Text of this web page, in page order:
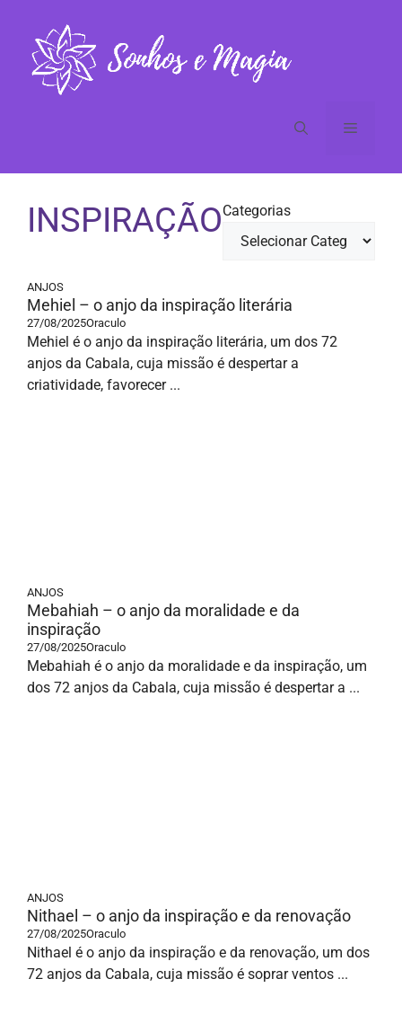
conteúdo
Menu
INSPIRAÇÃOCategorias
ANJOS
Mehiel – o anjo da inspiração literária
27/08/2025Oraculo
Mehiel é o anjo da inspiração literária, um dos 72
anjos da Cabala, cuja missão é despertar a
criatividade, favorecer ...
ANJOS
Mebahiah – o anjo da moralidade e da
inspiração
27/08/2025Oraculo
Mebahiah é o anjo da moralidade e da inspiração, um
dos 72 anjos da Cabala, cuja missão é despertar a ...
ANJOS
Nithael – o anjo da inspiração e da renovação
27/08/2025Oraculo
Nithael é o anjo da inspiração e da renovação, um dos
72 anjos da Cabala, cuja missão é soprar ventos ...